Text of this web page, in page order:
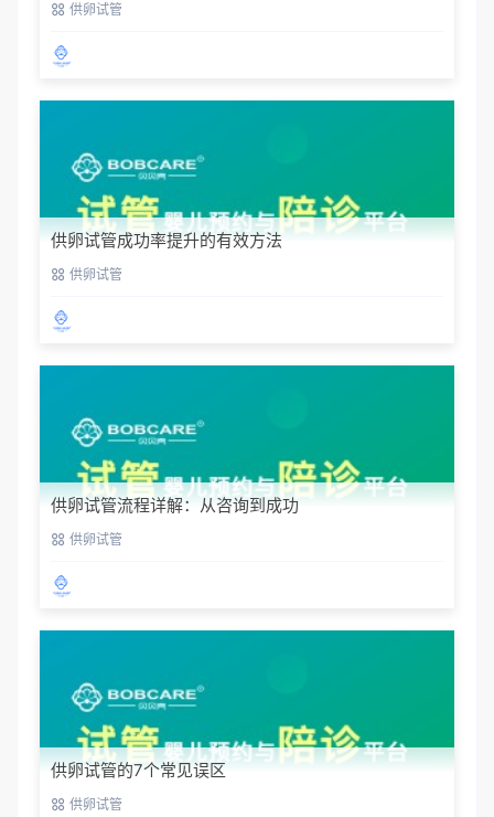
供卵试管
供卵试管成功率提升的有效方法
供卵试管
供卵试管流程详解：从咨询到成功
供卵试管
供卵试管的7个常见误区
供卵试管